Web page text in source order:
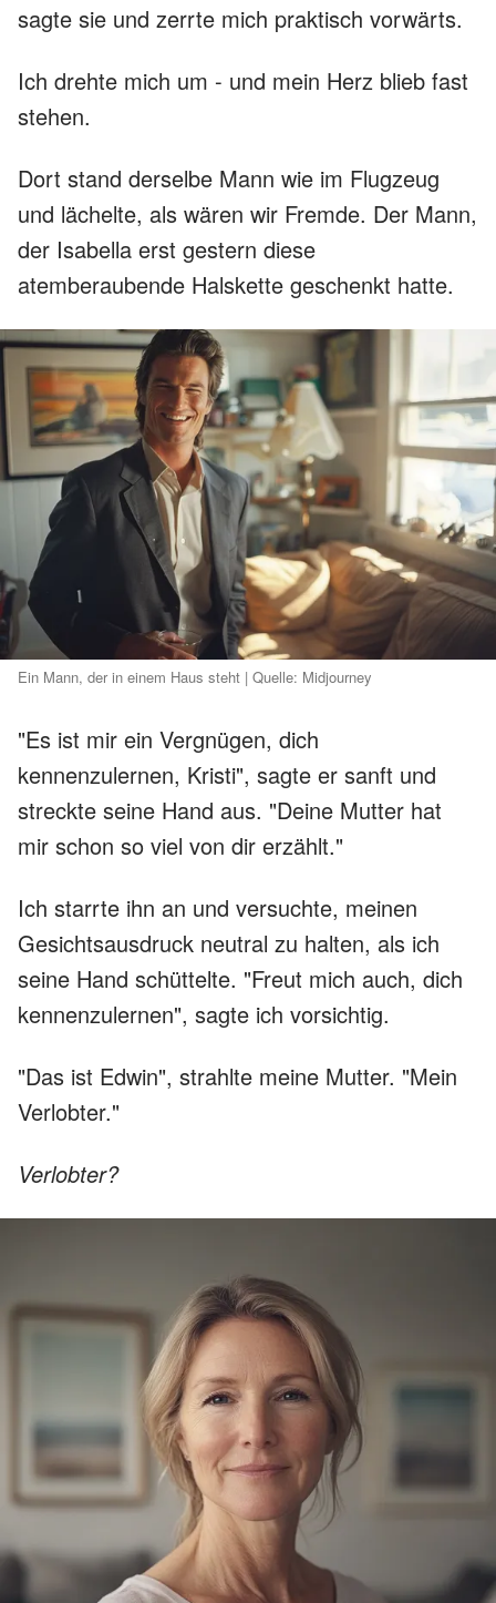
sagte sie und zerrte mich praktisch vorwärts.
Ich drehte mich um - und mein Herz blieb fast
stehen.
Dort stand derselbe Mann wie im Flugzeug
und lächelte, als wären wir Fremde. Der Mann,
der Isabella erst gestern diese
atemberaubende Halskette geschenkt hatte.
Ein Mann, der in einem Haus steht | Quelle: Midjourney
"Es ist mir ein Vergnügen, dich
kennenzulernen, Kristi", sagte er sanft und
streckte seine Hand aus. "Deine Mutter hat
mir schon so viel von dir erzählt."
Ich starrte ihn an und versuchte, meinen
Gesichtsausdruck neutral zu halten, als ich
seine Hand schüttelte. "Freut mich auch, dich
kennenzulernen", sagte ich vorsichtig.
"Das ist Edwin", strahlte meine Mutter. "Mein
Verlobter."
Verlobter?